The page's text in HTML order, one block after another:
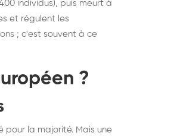
individus), puis meurt à
et régulent les
; c'est souvent à ce
?
pour la majorité. Mais une